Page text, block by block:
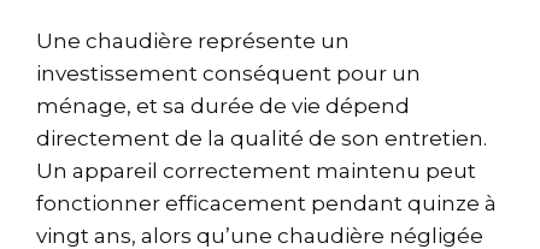
Une chaudière représente un
investissement conséquent pour un
ménage, et sa durée de vie dépend
directement de la qualité de son entretien.
Un appareil correctement maintenu peut
fonctionner efficacement pendant quinze à
vingt ans, alors qu’une chaudière négligée